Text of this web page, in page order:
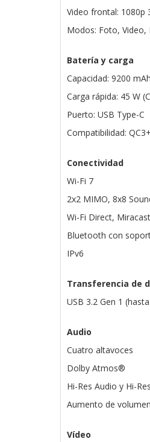
Video frontal: 1080p
Modos: Foto,
Batería y carga
Capacidad: 9200
Carga rápida: 45 W
Puerto: USB Type-C
Compatibilidad:
Conectividad
Wi-Fi 7
2x2 MIMO, 8x8
Wi-Fi Direct, Miracast
Bluetooth con
IPv6
Transferencia de
USB 3.2 Gen 1
Audio
Cuatro altavoces
Dolby Atmos®
Hi-Res Audio y Hi-
Aumento de
Vídeo